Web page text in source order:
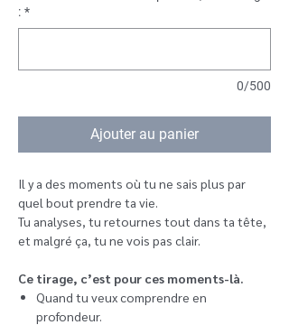
: *
0/500
Ajouter au panier
Il y a des moments où tu ne sais plus par
quel bout prendre ta vie.
Tu analyses, tu retournes tout dans ta tête,
et malgré ça, tu ne vois pas clair.
Ce tirage, c’est pour ces moments-là.
Quand tu veux comprendre en
profondeur.